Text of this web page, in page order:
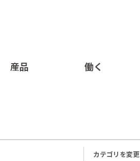
産品 働く
カテゴリを変更